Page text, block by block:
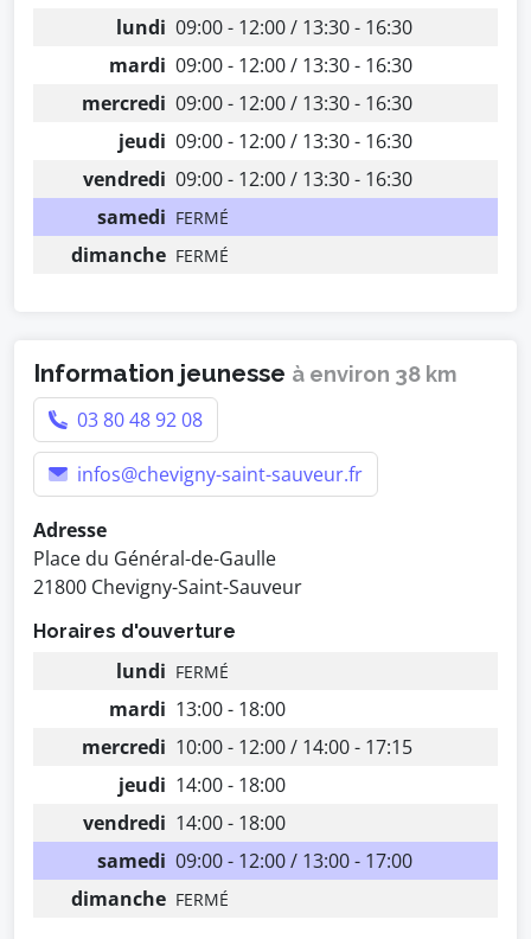
lundi 09:00 - 12:00 / 13:30 - 16:30
mardi 09:00 - 12:00 / 13:30 - 16:30
mercredi 09:00 - 12:00 / 13:30 - 16:30
jeudi 09:00 - 12:00 / 13:30 - 16:30
vendredi 09:00 - 12:00 / 13:30 - 16:30
samedi FERMÉ
dimanche FERMÉ
Information jeunesse à environ 38 km
03 80 48 92 08
infos@chevigny-saint-sauveur.fr
Adresse
Place du Général-de-Gaulle
21800 Chevigny-Saint-Sauveur
Horaires d'ouverture
lundi FERMÉ
mardi 13:00 - 18:00
mercredi 10:00 - 12:00 / 14:00 - 17:15
jeudi 14:00 - 18:00
vendredi 14:00 - 18:00
samedi 09:00 - 12:00 / 13:00 - 17:00
dimanche FERMÉ